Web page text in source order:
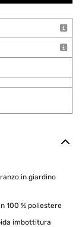
in giardino
100 % poliestere
imbottitura